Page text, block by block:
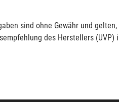
sind ohne Gewähr und
des Herstellers